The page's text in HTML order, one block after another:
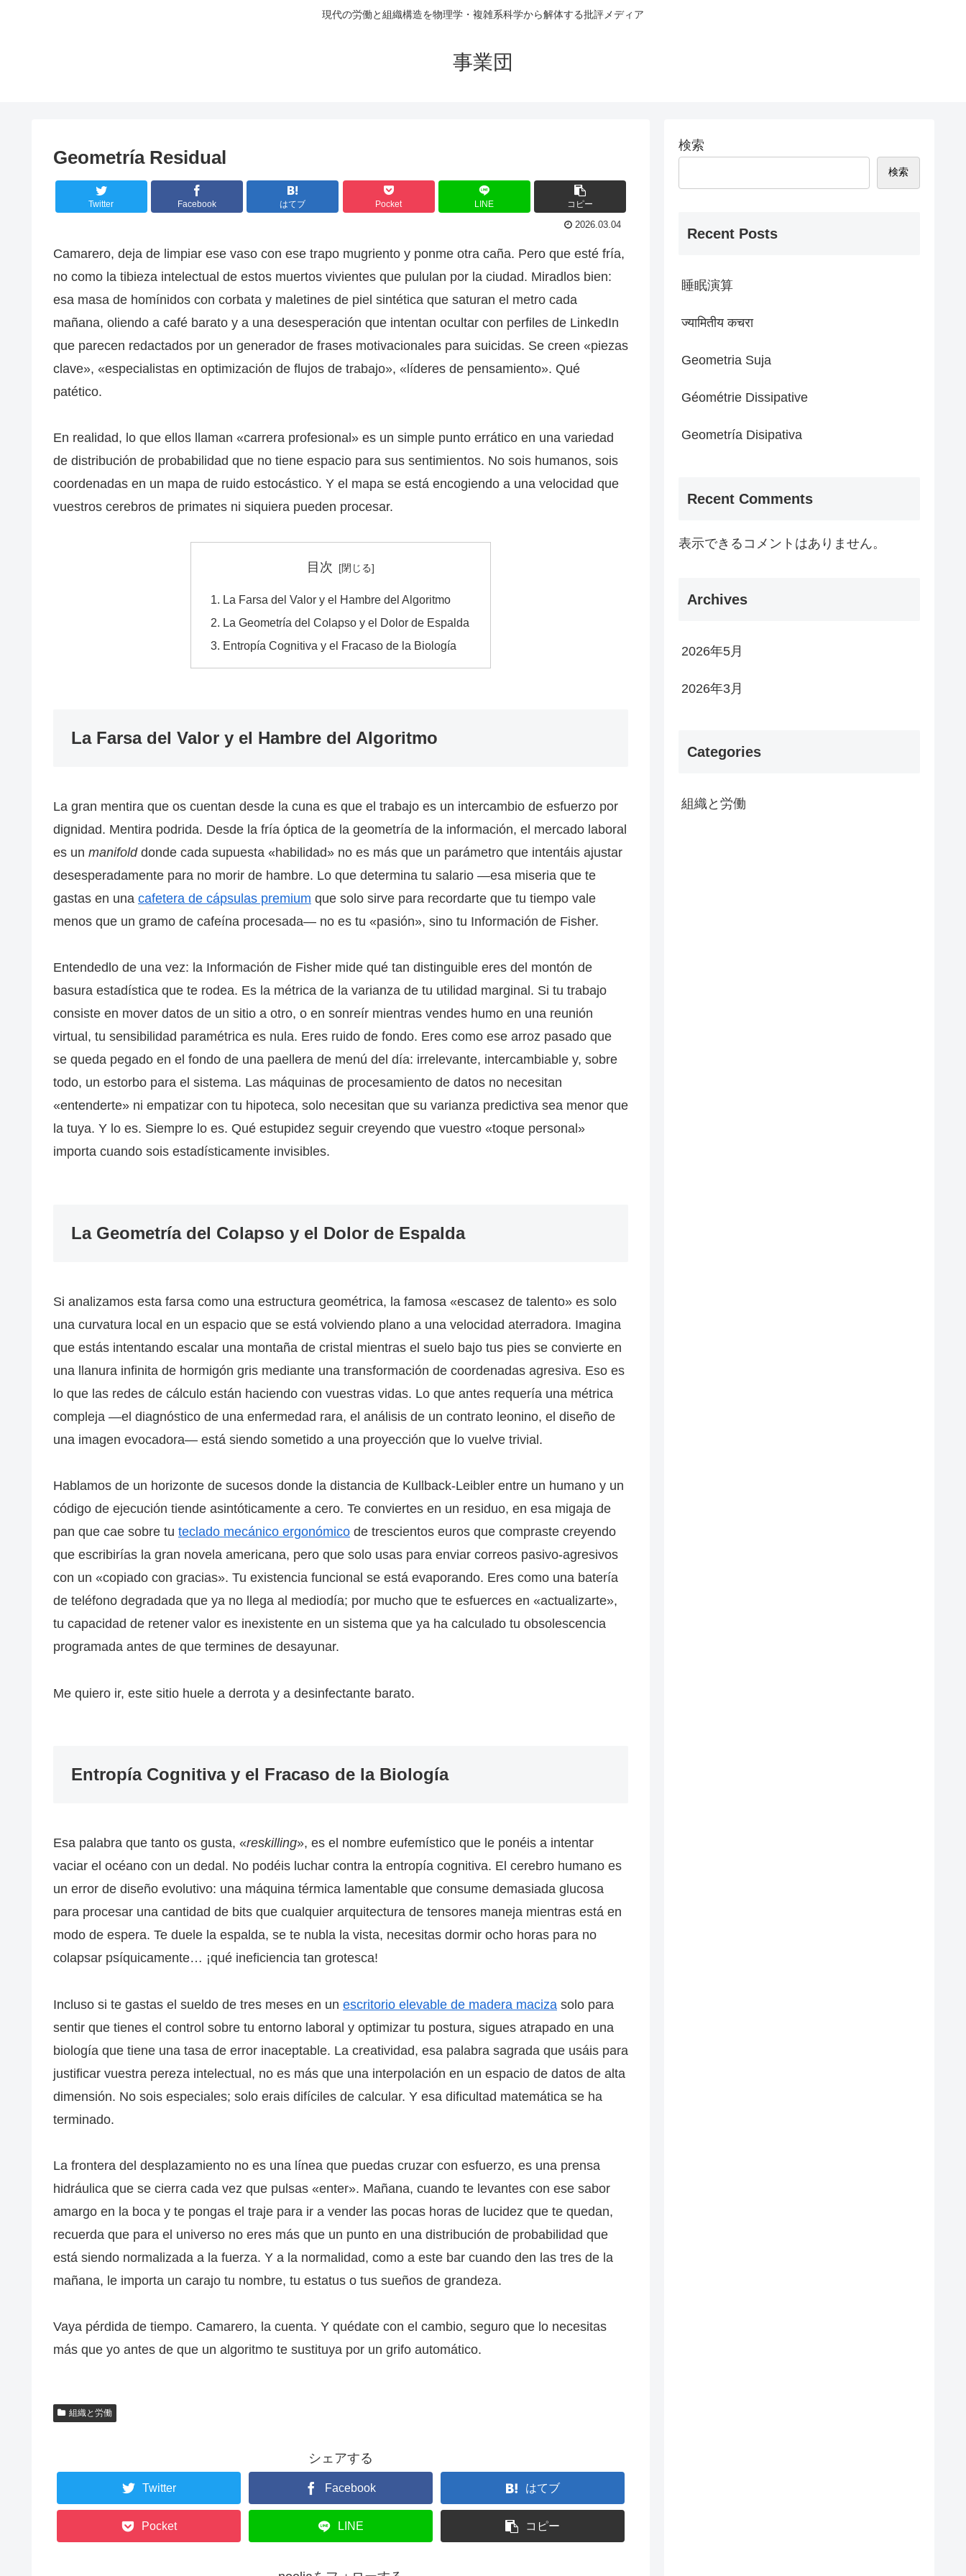
現代の労働と組織構造を物理学・複雑系科学から解体する批評メディア
事業団
Geometría Residual
Twitter Facebook はてブ Pocket LINE コピー
2026.03.04
Camarero, deja de limpiar ese vaso con ese trapo mugriento y ponme otra caña. Pero que esté fría,
no como la tibieza intelectual de estos muertos vivientes que pululan por la ciudad. Miradlos bien:
esa masa de homínidos con corbata y maletines de piel sintética que saturan el metro cada
mañana, oliendo a café barato y a una desesperación que intentan ocultar con perfiles de LinkedIn
que parecen redactados por un generador de frases motivacionales para suicidas. Se creen «piezas
clave», «especialistas en optimización de flujos de trabajo», «líderes de pensamiento». Qué
patético.
En realidad, lo que ellos llaman «carrera profesional» es un simple punto errático en una variedad
de distribución de probabilidad que no tiene espacio para sus sentimientos. No sois humanos, sois
coordenadas en un mapa de ruido estocástico. Y el mapa se está encogiendo a una velocidad que
vuestros cerebros de primates ni siquiera pueden procesar.
目次
La Farsa del Valor y el Hambre del Algoritmo
La Geometría del Colapso y el Dolor de Espalda
Entropía Cognitiva y el Fracaso de la Biología
La Farsa del Valor y el Hambre del Algoritmo
La gran mentira que os cuentan desde la cuna es que el trabajo es un intercambio de esfuerzo por
dignidad. Mentira podrida. Desde la fría óptica de la geometría de la información, el mercado laboral
es un manifolddonde cada supuesta «habilidad» no es más que un parámetro que intentáis ajustar
desesperadamente para no morir de hambre. Lo que determina tu salario —esa miseria que te
gastas en una cafetera de cápsulas premium que solo sirve para recordarte que tu tiempo vale
menos que un gramo de cafeína procesada— no es tu «pasión», sino tu Información de Fisher.
Entendedlo de una vez: la Información de Fisher mide qué tan distinguible eres del montón de
basura estadística que te rodea. Es la métrica de la varianza de tu utilidad marginal. Si tu trabajo
consiste en mover datos de un sitio a otro, o en sonreír mientras vendes humo en una reunión
virtual, tu sensibilidad paramétrica es nula. Eres ruido de fondo. Eres como ese arroz pasado que
se queda pegado en el fondo de una paellera de menú del día: irrelevante, intercambiable y, sobre
todo, un estorbo para el sistema. Las máquinas de procesamiento de datos no necesitan
«entenderte» ni empatizar con tu hipoteca, solo necesitan que su varianza predictiva sea menor que
la tuya. Y lo es. Siempre lo es. Qué estupidez seguir creyendo que vuestro «toque personal»
importa cuando sois estadísticamente invisibles.
La Geometría del Colapso y el Dolor de Espalda
Si analizamos esta farsa como una estructura geométrica, la famosa «escasez de talento» es solo
una curvatura local en un espacio que se está volviendo plano a una velocidad aterradora. Imagina
que estás intentando escalar una montaña de cristal mientras el suelo bajo tus pies se convierte en
una llanura infinita de hormigón gris mediante una transformación de coordenadas agresiva. Eso es
lo que las redes de cálculo están haciendo con vuestras vidas. Lo que antes requería una métrica
compleja —el diagnóstico de una enfermedad rara, el análisis de un contrato leonino, el diseño de
una imagen evocadora— está siendo sometido a una proyección que lo vuelve trivial.
Hablamos de un horizonte de sucesos donde la distancia de Kullback-Leibler entre un humano y un
código de ejecución tiende asintóticamente a cero. Te conviertes en un residuo, en esa migaja de
pan que cae sobre tu teclado mecánico ergonómico de trescientos euros que compraste creyendo
que escribirías la gran novela americana, pero que solo usas para enviar correos pasivo-agresivos
con un «copiado con gracias». Tu existencia funcional se está evaporando. Eres como una batería
de teléfono degradada que ya no llega al mediodía; por mucho que te esfuerces en «actualizarte»,
tu capacidad de retener valor es inexistente en un sistema que ya ha calculado tu obsolescencia
programada antes de que termines de desayunar.
Me quiero ir, este sitio huele a derrota y a desinfectante barato.
Entropía Cognitiva y el Fracaso de la Biología
Esa palabra que tanto os gusta, «reskilling», es el nombre eufemístico que le ponéis a intentar
vaciar el océano con un dedal. No podéis luchar contra la entropía cognitiva. El cerebro humano es
un error de diseño evolutivo: una máquina térmica lamentable que consume demasiada glucosa
para procesar una cantidad de bits que cualquier arquitectura de tensores maneja mientras está en
modo de espera. Te duele la espalda, se te nubla la vista, necesitas dormir ocho horas para no
colapsar psíquicamente… ¡qué ineficiencia tan grotesca!
Incluso si te gastas el sueldo de tres meses en un escritorio elevable de madera maciza solo para
sentir que tienes el control sobre tu entorno laboral y optimizar tu postura, sigues atrapado en una
biología que tiene una tasa de error inaceptable. La creatividad, esa palabra sagrada que usáis para
justificar vuestra pereza intelectual, no es más que una interpolación en un espacio de datos de alta
dimensión. No sois especiales; solo erais difíciles de calcular. Y esa dificultad matemática se ha
terminado.
La frontera del desplazamiento no es una línea que puedas cruzar con esfuerzo, es una prensa
hidráulica que se cierra cada vez que pulsas «enter». Mañana, cuando te levantes con ese sabor
amargo en la boca y te pongas el traje para ir a vender las pocas horas de lucidez que te quedan,
recuerda que para el universo no eres más que un punto en una distribución de probabilidad que
está siendo normalizada a la fuerza. Y a la normalidad, como a este bar cuando den las tres de la
mañana, le importa un carajo tu nombre, tu estatus o tus sueños de grandeza.
Vaya pérdida de tiempo. Camarero, la cuenta. Y quédate con el cambio, seguro que lo necesitas
más que yo antes de que un algoritmo te sustituya por un grifo automático.
組織と労働
シェアする
Twitter Facebook はてブ
Pocket LINE コピー
検索
検索
Recent Posts
睡眠演算
ज्यामितीय कचरा
Geometria Suja
Géométrie Dissipative
Geometría Disipativa
Recent Comments
表示できるコメントはありません。
Archives
2026年5月
2026年3月
Categories
組織と労働